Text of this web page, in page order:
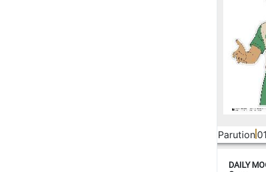
Parution
DAILY